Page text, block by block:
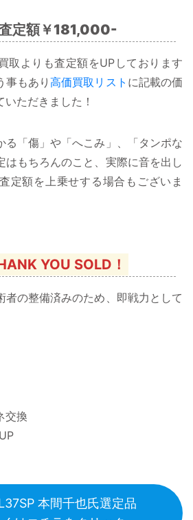
定額￥181,000-
取よりも査定額をUPしております
事もあり高価買取リスト に記載の価
ただきました！
る「傷」や「へこみ」、「タンポな
はもちろんのこと、実際に音を出し
定額を上乗せする場合もございま
YOU SOLD！
者の整備済みのため、即戦力として
交換
本間千也氏選定品